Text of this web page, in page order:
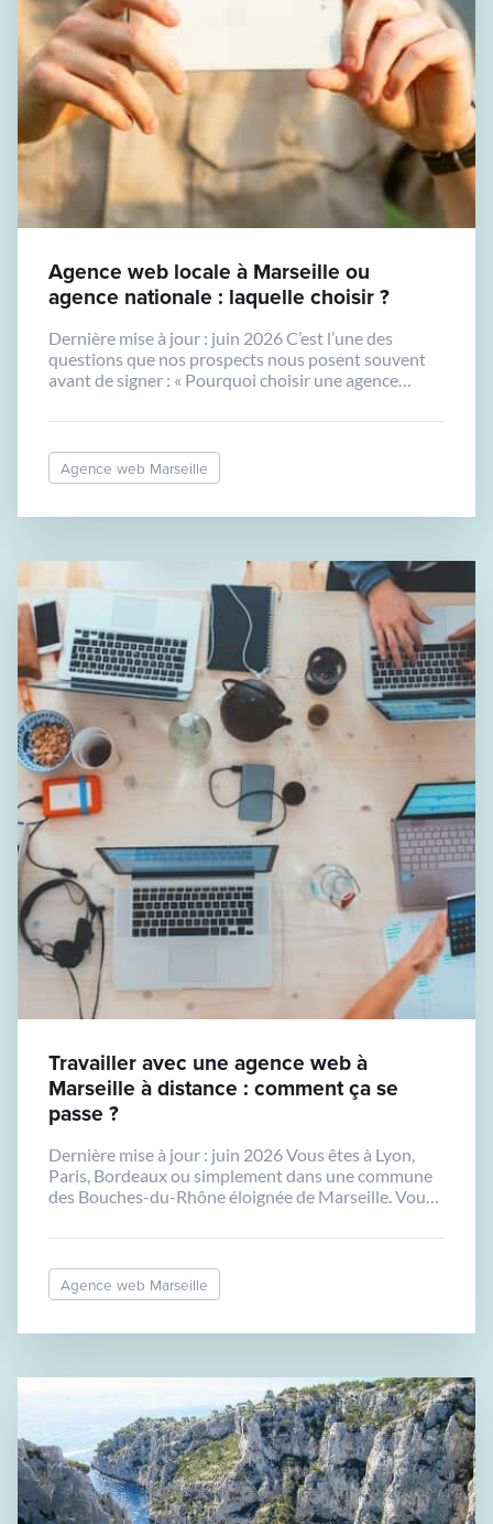
Agence web locale à Marseille ou
agence nationale : laquelle choisir ?
Dernière mise à jour : juin 2026 C’est l’une des
questions que nos prospects nous posent souvent
avant de signer : « Pourquoi choisir une agence
nationale que j’ai vue en publicité ? » La réponse
pour une PME, un […]
Agence web Marseille
Travailler avec une agence web à
Marseille à distance : comment ça se
passe ?
Dernière mise à jour : juin 2026 Vous êtes à Lyon,
Paris, Bordeaux ou simplement dans une commune
des Bouches-du-Rhône éloignée de Marseille. Vous
votre site internet, mais vous vous demandez
une bonne question, et nous allons y répondre
concrètement. […]
Agence web Marseille